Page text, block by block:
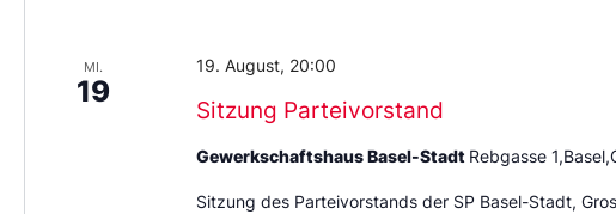
MI.
19
Sitzung Parteivorstand
19. August, 20:00
Gewerkschaftshaus Basel-Stadt Rebgasse
Sitzung des Parteivorstands der SP Basel-Stadt,